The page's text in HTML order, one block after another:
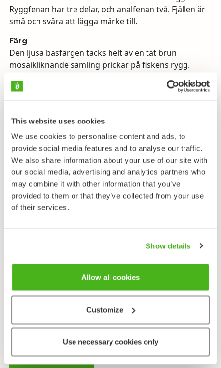
This website uses cookies
We use cookies to personalise content and ads, to
provide social media features and to analyse our traffic.
We also share information about your use of our site with
our social media, advertising and analytics partners who
may combine it with other information that you’ve
provided to them or that they’ve collected from your use
of their services.
Show details
Allow all cookies
Customize
Use necessary cookies only
Ryggfenan har tre delar, och analfenan två. Fjällen är
små och svåra att lägga märke till.
Färg
Den ljusa basfärgen täcks helt av en tät brun
mosaikliknande samling prickar på fiskens rygg.
på 50-150 meters djup. Rommen flyter, men om
vattnets salthalt är under 11 promille sjunker den till
bottnen och största delen av den förstörs, så hos oss
kan arten i regel inte föröka sig. De torskar som finns
i våra vatten härstammar från Östersjöns sydligare
Föda
Bottendjur, särskilt ishavsgråsuggor, samt fiskrom
mycket. När större mängder saltvatten tar sig förbi
Danmarks sund och Östersjöns salthalt stiger, kan
torskbeståndet bli tiotals gånger större och då
vikens östra delar. Då salthalten är lägre påträffas
torsken bara i sydväst, om ens där.